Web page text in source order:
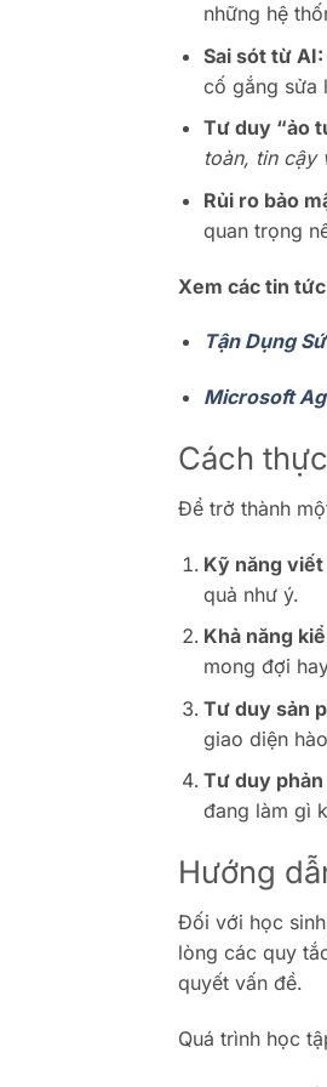
những hệ
Sai sót từ AI:
cố gắng sửa
Tư duy “ảo
toàn, tin cậy
Rủi ro bảo
quan trọng
Xem các tin
Tận Dụng
Microsoft
Cách
Để trở thành
Kỹ năng
quả như ý.
Khả năng
mong đợi
Tư duy sản
giao diện
Tư duy phản
đang làm gì
Hướng
Đối với học
lòng các quy
quyết vấn đề.
Quá trình học